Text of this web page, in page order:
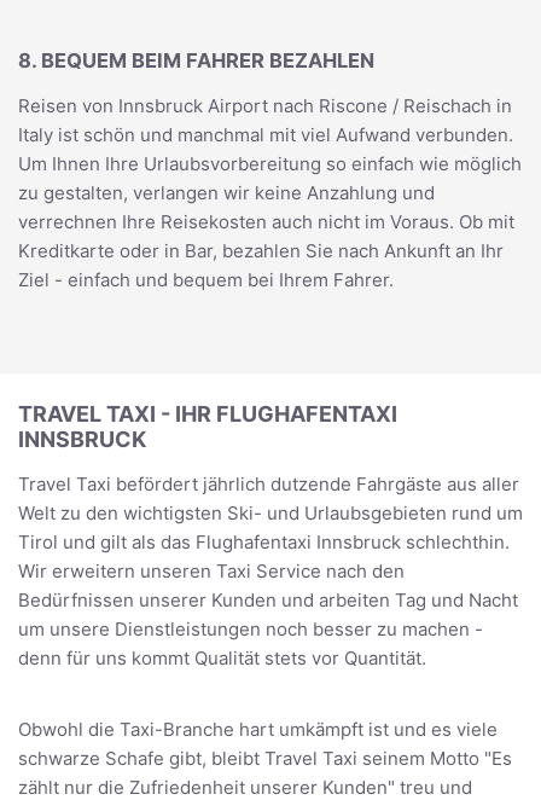
8. BEQUEM BEIM FAHRER BEZAHLEN
Reisen von Innsbruck Airport nach Riscone / Reischach in
Italy ist schön und manchmal mit viel Aufwand verbunden.
Um Ihnen Ihre Urlaubsvorbereitung so einfach wie möglich
zu gestalten, verlangen wir keine Anzahlung und
verrechnen Ihre Reisekosten auch nicht im Voraus. Ob mit
Kreditkarte oder in Bar, bezahlen Sie nach Ankunft an Ihr
Ziel - einfach und bequem bei Ihrem Fahrer.
TRAVEL TAXI - IHR FLUGHAFENTAXI
INNSBRUCK
Travel Taxi befördert jährlich dutzende Fahrgäste aus aller
Welt zu den wichtigsten Ski- und Urlaubsgebieten rund um
Tirol und gilt als das Flughafentaxi Innsbruck schlechthin.
Wir erweitern unseren Taxi Service nach den
Bedürfnissen unserer Kunden und arbeiten Tag und Nacht
um unsere Dienstleistungen noch besser zu machen -
denn für uns kommt Qualität stets vor Quantität.
Obwohl die Taxi-Branche hart umkämpft ist und es viele
schwarze Schafe gibt, bleibt Travel Taxi seinem Motto "Es
zählt nur die Zufriedenheit unserer Kunden" treu und